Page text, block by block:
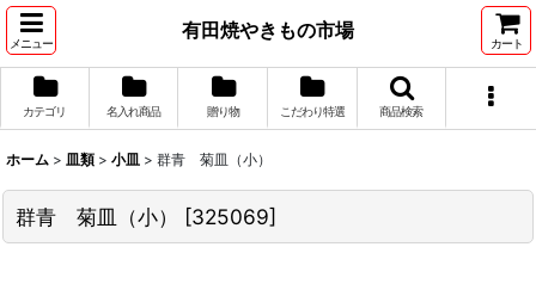
メニュー
有田焼やきもの市場
カート
カテゴリ 名入れ商品 贈り物 こだわり特選 商品検索
ホーム > 皿類 > 小皿 > 群青 菊皿（小）
群青 菊皿（小） [325069]